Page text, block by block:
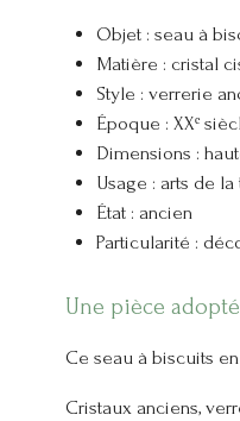
Objet : seau à
Matière : cristal
Style : verrerie
Époque : XXᵉ
Dimensions :
Usage : arts de
État : ancien
Particularité :
Une pièce
Ce seau à biscuits
Cristaux anciens,